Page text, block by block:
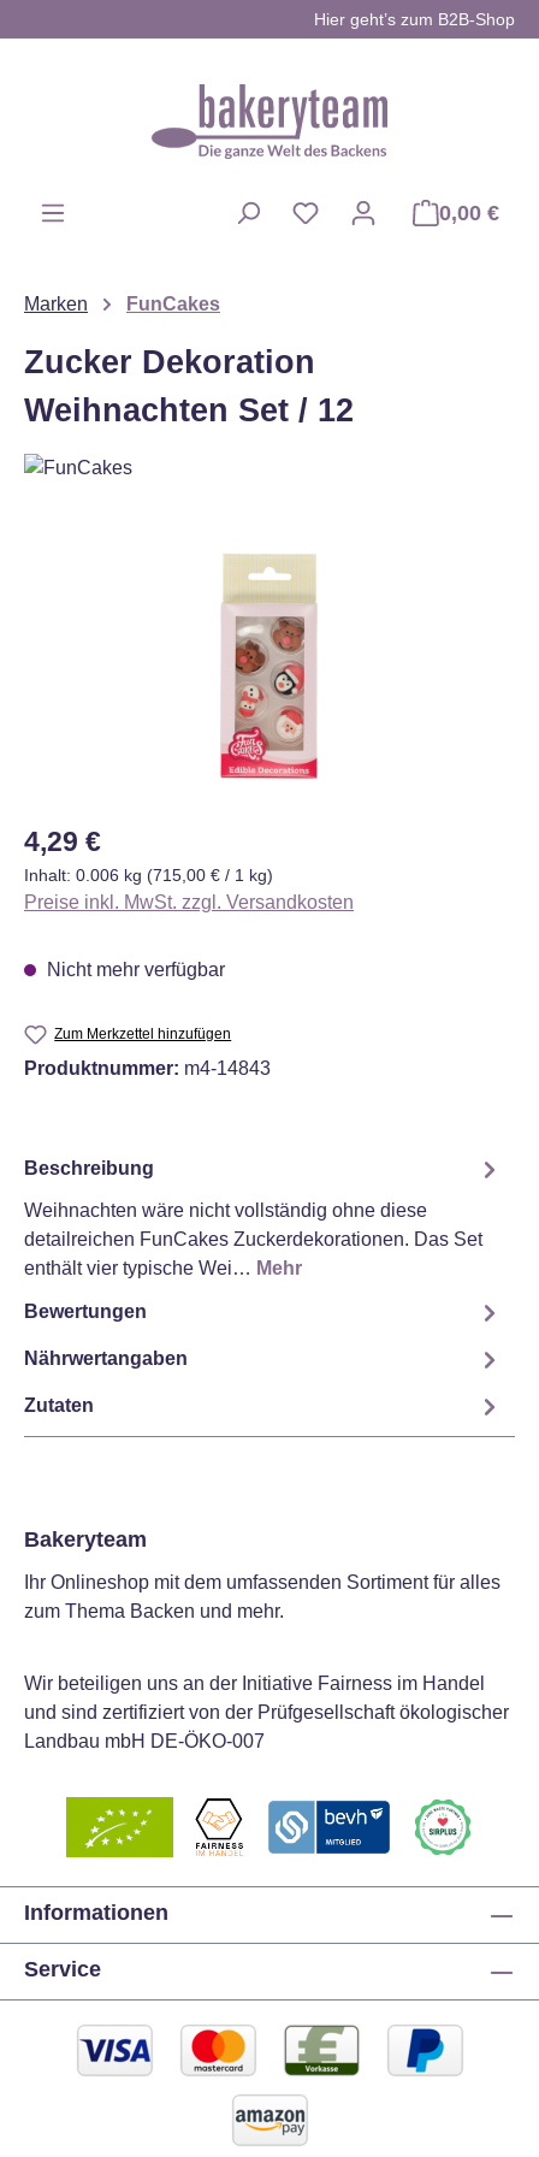
Hier geht’s zum B2B-Shop
0,00 €
Marken FunCakes
Zucker Dekoration
Weihnachten Set / 12
Regulärer Preis:
4,29 €
Inhalt: 0.006 kg (715,00 € / 1 kg)
Preise inkl. MwSt. zzgl. Versandkosten
Nicht mehr verfügbar
Zum Merkzettel hinzufügen
Produktnummer: m4-14843
Beschreibung
Weihnachten wäre nicht vollständig ohne diese
detailreichen FunCakes Zuckerdekorationen. Das Set
enthält vier typische Wei… Mehr
Bewertungen
Nährwertangaben
Zutaten
Bakeryteam
Ihr Onlineshop mit dem umfassenden Sortiment für alles
zum Thema Backen und mehr.
Wir beteiligen uns an der Initiative Fairness im Handel
und sind zertifiziert von der Prüfgesellschaft ökologischer
Landbau mbH DE-ÖKO-007
Informationen
Service